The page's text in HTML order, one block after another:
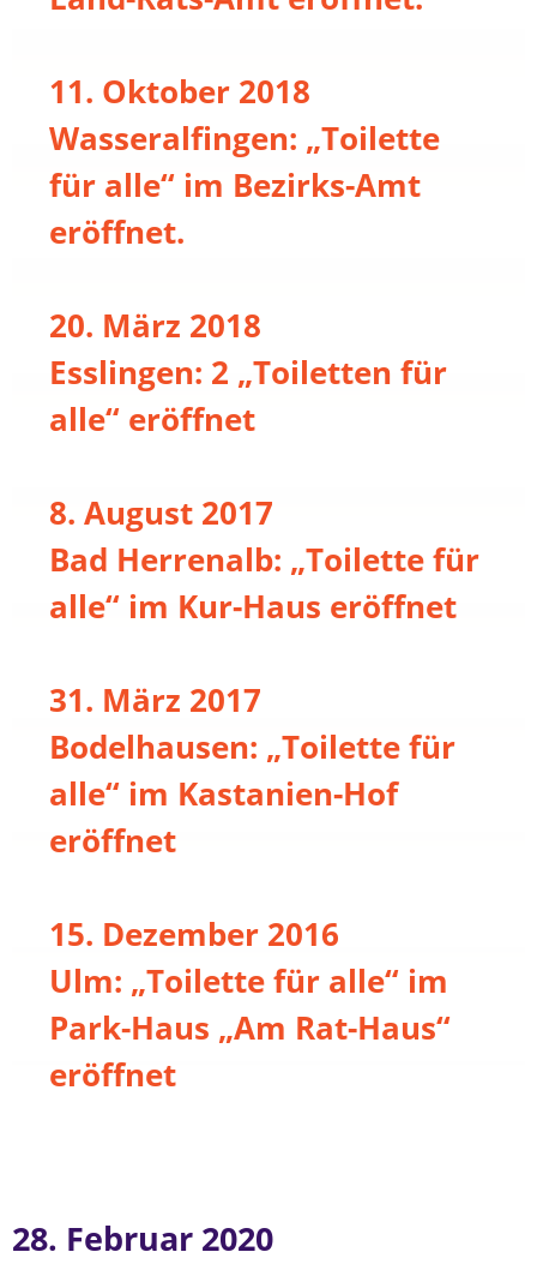
11. Oktober 2018
Wasseralfingen: „Toilette
für alle“ im Bezirks-Amt
eröffnet.
20. März 2018
Esslingen: 2 „Toiletten für
alle“ eröffnet
8. August 2017
Bad Herrenalb: „Toilette für
alle“ im Kur-Haus eröffnet
31. März 2017
Bodelhausen: „Toilette für
alle“ im Kastanien-Hof
eröffnet
15. Dezember 2016
Ulm: „Toilette für alle“ im
Park-Haus „Am Rat-Haus“
eröffnet
28. Februar 2020